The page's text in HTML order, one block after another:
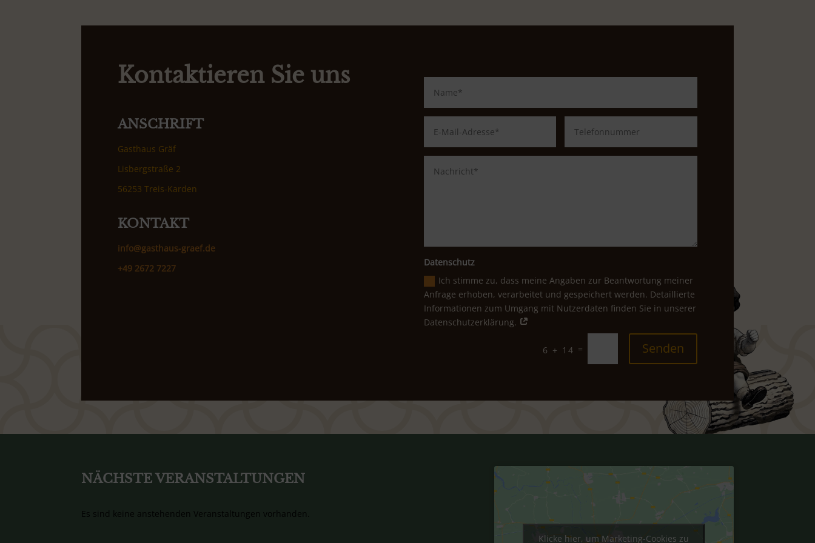
Kontaktieren Sie uns
ANSCHRIFT
Gasthaus Gräf
Lisbergstraße 2
56253 Treis-Karden
KONTAKT
info@gasthaus-graef.de
+49 2672 7227
Datenschutz
Ich stimme zu, dass meine Angaben zur Beantwortung meiner
Anfrage erhoben, verarbeitet und gespeichert werden. Detaillierte
Informationen zum Umgang mit Nutzerdaten finden Sie in unserer
Datenschutzerklärung.
6 + 14 = Senden
NÄCHSTE VERANSTALTUNGEN
Es sind keine anstehenden Veranstaltungen vorhanden.
Klicke hier, um Marketing-Cookies zu